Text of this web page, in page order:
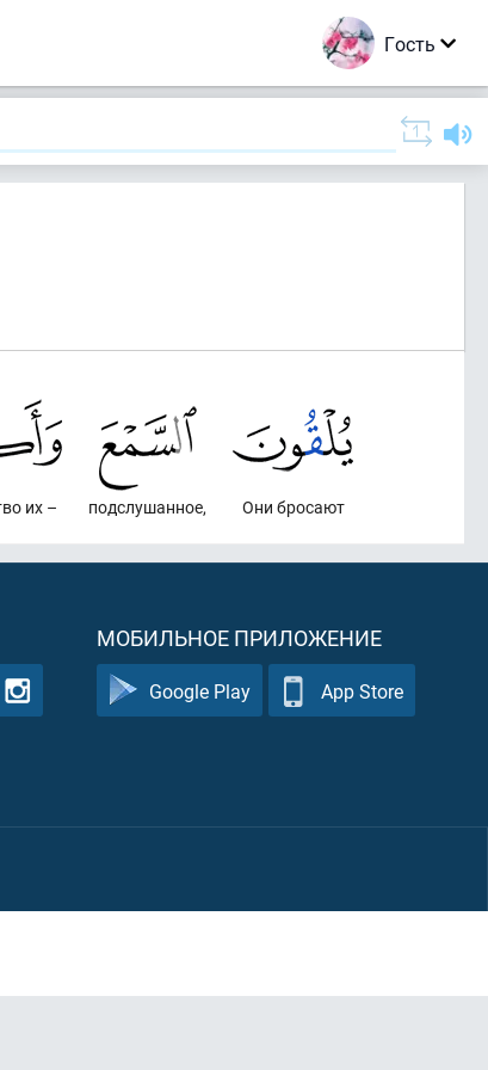
Гость
Они бросают
подслушанное,
их –
МОБИЛЬНОЕ ПРИЛОЖЕНИЕ
Google Play App Store